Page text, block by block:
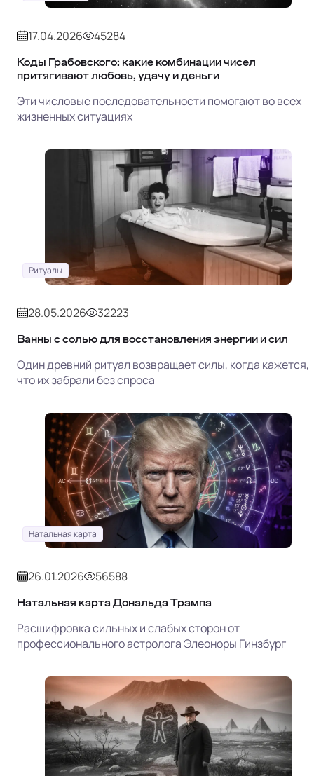
17.04.2026 45284
Коды Грабовского: какие комбинации чисел
притягивают любовь, удачу и деньги
Эти числовые последовательности помогают во всех
жизненных ситуациях
Ритуалы
28.05.2026 32223
Ванны с солью для восстановления энергии и сил
Один древний ритуал возвращает силы, когда кажется,
что их забрали без спроса
Натальная карта
26.01.2026 56588
Натальная карта Дональда Трампа
Расшифровка сильных и слабых сторон от
профессионального астролога Элеоноры Гинзбург